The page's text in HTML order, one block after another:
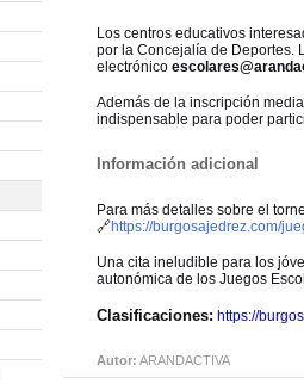
Los centros educativos
por la Concejalía de Deportes.
electrónico
Además de la inscripción
indispensable para poder
Información adicional
Para más detalles sobre el
🔗https://burgosajedrez.com/
Una cita ineludible para los
autonómica de los Juegos
Clasificaciones: https://
Autor: ARANDACTIVA